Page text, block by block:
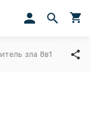
зла 8в1